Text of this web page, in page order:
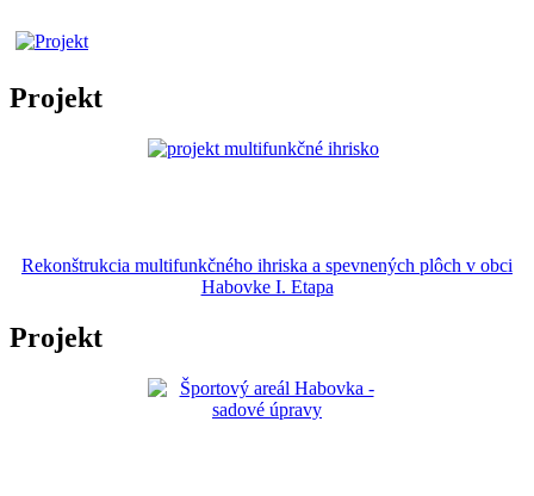
Projekt
Rekonštrukcia multifunkčného ihriska a spevnených plôch v obci
Habovke I. Etapa
Projekt